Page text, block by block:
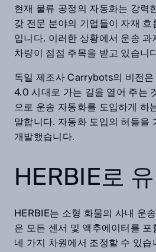
현재 물류 공정의 자동화는 강력
갖 전문 분야의 기업들이 자재
입니다. 이러한 상황에서 운송
차량이 점점 주목을 받고 있습니
독일 제조사 Carrybots의 비전
4.0 시대로 가는 길을 열어 주는
으로 운송 자동화를 도입하게
말합니다. 자동화 도입의 허들
개발했습니다.
HERBIE로
HERBIE는 소형 화물의 사내 운
은 모든 센서 및 액추에이터를
네 가지 차원에서 조정할 수 있습